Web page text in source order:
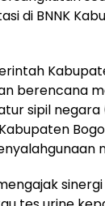
di BNNK
berencana
sipil negara